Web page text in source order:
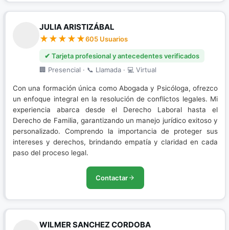
JULIA ARISTIZÁBAL
605 Usuarios
✔ Tarjeta profesional y antecedentes verificados
🏢 Presencial · 📞 Llamada · 💻 Virtual
Con una formación única como Abogada y Psicóloga, ofrezco
un enfoque integral en la resolución de conflictos legales. Mi
experiencia abarca desde el Derecho Laboral hasta el
Derecho de Familia, garantizando un manejo jurídico exitoso y
personalizado. Comprendo la importancia de proteger sus
intereses y derechos, brindando empatía y claridad en cada
paso del proceso legal.
Contactar
WILMER SANCHEZ CORDOBA